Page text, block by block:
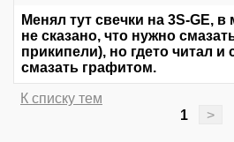
Менял тут свечки на 3S-GE,
не сказано, что нужно
прикипели), но гдето читал и
смазать графитом.
К списку тем
1
>